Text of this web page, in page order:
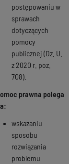
postępowaniu w
sprawach
dotyczących
pomocy
publicznej (Dz. U.
z 2020 r. poz.
708).
prawna polega
wskazaniu
sposobu
rozwiązania
problemu